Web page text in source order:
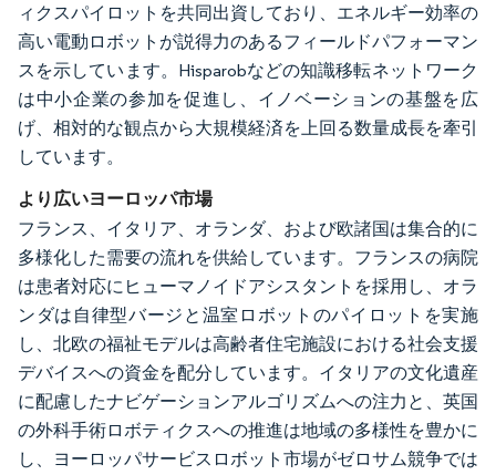
ィクスパイロットを共同出資しており、エネルギー効率の
高い電動ロボットが説得力のあるフィールドパフォーマン
スを示しています。Hisparobなどの知識移転ネットワーク
は中小企業の参加を促進し、イノベーションの基盤を広
げ、相対的な観点から大規模経済を上回る数量成長を牽引
しています。
より広いヨーロッパ市場
フランス、イタリア、オランダ、および欧諸国は集合的に
多様化した需要の流れを供給しています。フランスの病院
は患者対応にヒューマノイドアシスタントを採用し、オラ
ンダは自律型バージと温室ロボットのパイロットを実施
し、北欧の福祉モデルは高齢者住宅施設における社会支援
デバイスへの資金を配分しています。イタリアの文化遺産
に配慮したナビゲーションアルゴリズムへの注力と、英国
の外科手術ロボティクスへの推進は地域の多様性を豊かに
し、ヨーロッパサービスロボット市場がゼロサム競争では